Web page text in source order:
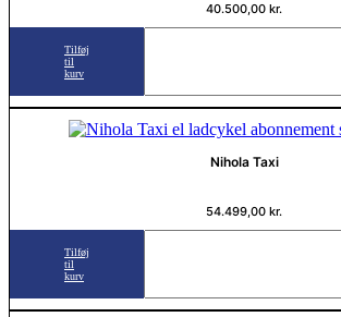
40.500,00 kr.
Tilføj
til
kurv
Nihola Taxi
54.499,00 kr.
Tilføj
til
kurv